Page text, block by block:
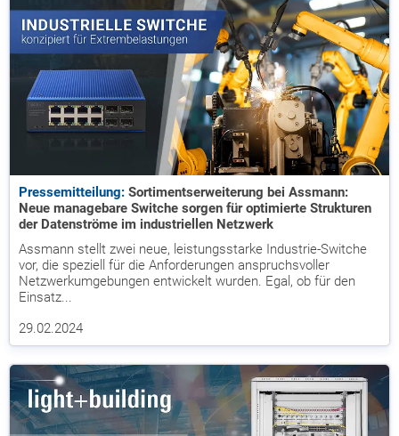
Pressemitteilung: Sortimentserweiterung bei Assmann:
Neue managebare Switche sorgen für optimierte Strukturen
der Datenströme im industriellen Netzwerk
Assmann stellt zwei neue, leistungsstarke Industrie-Switche
vor, die speziell für die Anforderungen anspruchsvoller
Netzwerkumgebungen entwickelt wurden. Egal, ob für den
Einsatz...
29.02.2024